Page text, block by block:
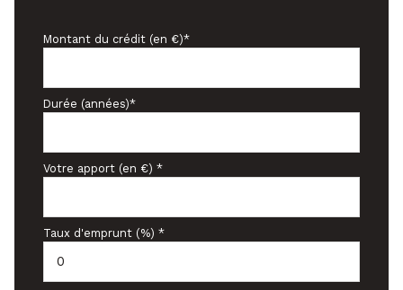
Montant du crédit (en €)*
Durée (années)*
Votre apport (en €) *
Taux d'emprunt (%) *